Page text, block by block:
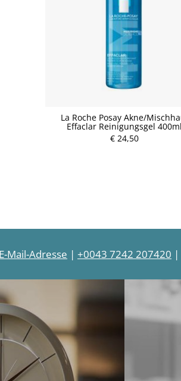
La Roche Posay Akne/
Effaclar Reinigungsgel 400ml
€ 24,50
E-Mail-Adresse | +0043 7242 207420 |